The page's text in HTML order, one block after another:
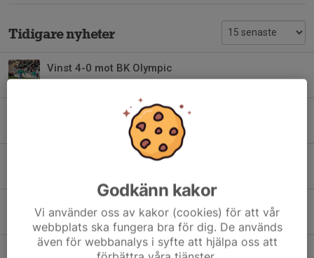
Tidigare nyheter
Vinst 4-0 mot BK Olympic
18 apr, 07:03 0
1-1 mot Rosengård
0
Vinst i premiären 💚
Välkommen Max Lindén!
20 dec 2025 0
Förlust mot FC Rosengård
Godkänn kakor
Vi använder oss av kakor (cookies) för att vår
webbplats ska fungera bra för dig. De används
även för webbanalys i syfte att hjälpa oss att